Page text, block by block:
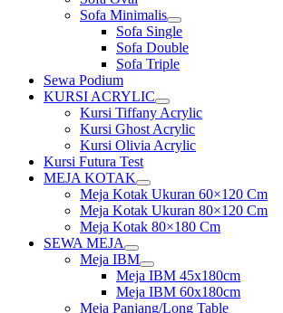
Sofa Minimalis
Show
sub
menu
Sofa Single
Sofa Double
Sofa Triple
Sewa Podium
KURSI ACRYLIC
Show
sub
menu
Kursi Tiffany Acrylic
Kursi Ghost Acrylic
Kursi Olivia Acrylic
Kursi Futura Test
MEJA KOTAK
Show
sub
menu
Meja Kotak Ukuran 60×120 Cm
Meja Kotak Ukuran 80×120 Cm
Meja Kotak 80×180 Cm
SEWA MEJA
Show
sub
menu
Meja IBM
Show
sub
menu
Meja IBM 45x180cm
Meja IBM 60x180cm
Meja Panjang/Long Table